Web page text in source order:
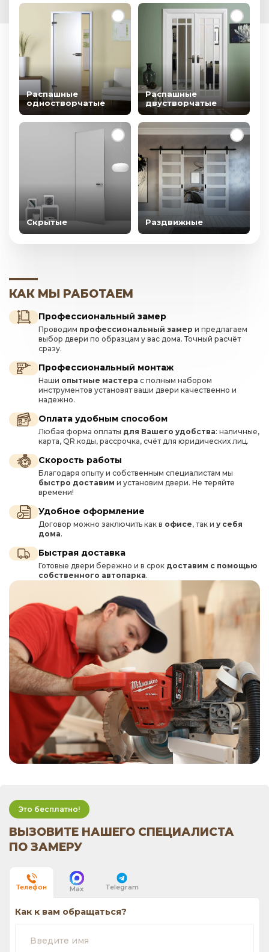
Распашные
одностворчатые
Распашные
двустворчатые
Скрытые Раздвижные
КАК МЫ РАБОТАЕМ
Профессиональный замер
Проводим профессиональный замер и предлагаем
выбор двери по образцам у вас дома. Точный расчёт
сразу.
Профессиональный монтаж
Наши опытные мастера с полным набором
инструментов установят ваши двери качественно и
надежно.
Оплата удобным способом
Любая форма оплаты для Вашего удобства: наличные,
карта, QR коды, рассрочка, счёт для юридических лиц.
Скорость работы
Благодаря опыту и собственным специалистам мы
быстро доставим и установим двери. Не теряйте
времени!
Удобное оформление
Договор можно заключить как в офисе, так и у себя
дома.
Быстрая доставка
Готовые двери бережно и в срок доставим с помощью
собственного автопарка.
Это бесплатно!
ВЫЗОВИТЕ НАШЕГО СПЕЦИАЛИСТА
ПО ЗАМЕРУ
Телефон Max Telegram
Как к вам обращаться?